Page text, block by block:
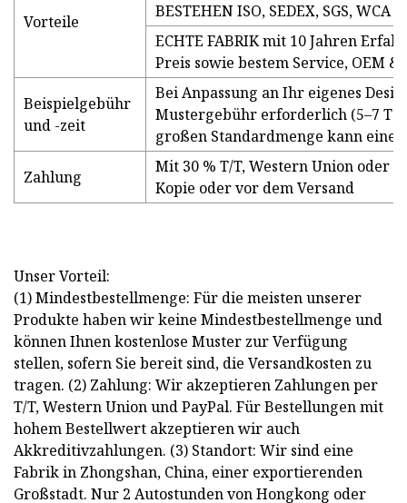
Vorteile
BESTEHEN ISO, SEDEX, SGS, WCA
ECHTE FABRIK mit 10 Jahren
Preis sowie bestem Service, OEM &
Beispielgebühr
und -zeit
Bei Anpassung an Ihr eigenes
Mustergebühr erforderlich (5–7
großen Standardmenge kann eine
Zahlung
Mit 30 % T/T, Western Union oder
Kopie oder vor dem Versand
Unser Vorteil:
(1) Mindestbestellmenge: Für die meisten unserer
Produkte haben wir keine Mindestbestellmenge und
können Ihnen kostenlose Muster zur Verfügung
stellen, sofern Sie bereit sind, die Versandkosten zu
tragen. (2) Zahlung: Wir akzeptieren Zahlungen per
T/T, Western Union und PayPal. Für Bestellungen mit
hohem Bestellwert akzeptieren wir auch
Akkreditivzahlungen. (3) Standort: Wir sind eine
Fabrik in Zhongshan, China, einer exportierenden
Großstadt. Nur 2 Autostunden von Hongkong oder